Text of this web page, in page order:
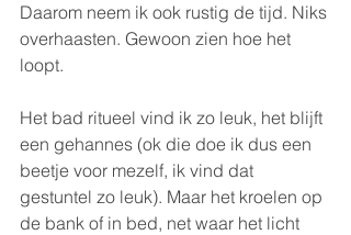
Daarom neem ik ook rustig de tijd. Niks
overhaasten. Gewoon zien hoe het
loopt.
Het bad ritueel vind ik zo leuk, het blijft
een gehannes (ok die doe ik dus een
beetje voor mezelf, ik vind dat
gestuntel zo leuk). Maar het kroelen op
de bank of in bed, net waar het licht